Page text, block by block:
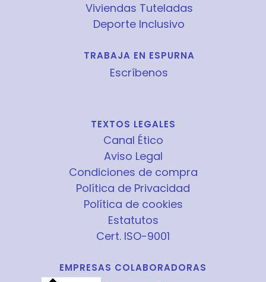
Viviendas Tuteladas
Deporte Inclusivo
TRABAJA EN ESPURNA
Escríbenos
TEXTOS LEGALES
Canal Ético
Aviso Legal
Condiciones de compra
Política de Privacidad
Política de cookies
Estatutos
Cert. ISO-9001
EMPRESAS COLABORADORAS